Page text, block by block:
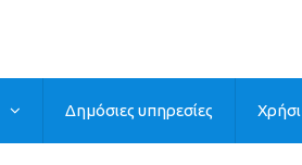
Δημόσιες υπηρεσίες